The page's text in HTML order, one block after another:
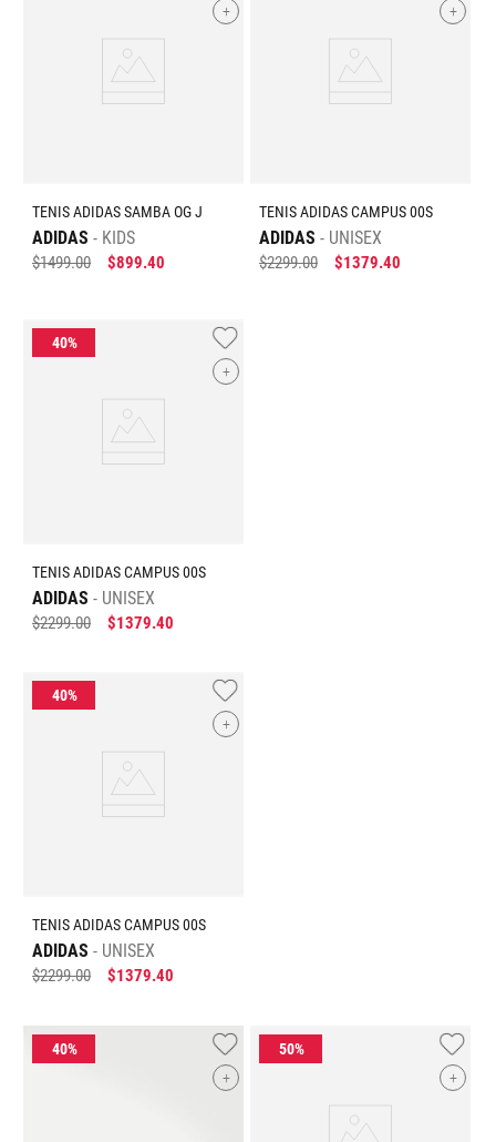
+
TENIS ADIDAS SAMBA OG J
ADIDAS KIDS
$1499.00 $899.40
+
TENIS ADIDAS CAMPUS 00S
ADIDAS UNISEX
$2299.00 $1379.40
+
TENIS ADIDAS CAMPUS 00S
ADIDAS UNISEX
$2299.00 $1379.40
+
TENIS ADIDAS CAMPUS 00S
ADIDAS UNISEX
$2299.00 $1379.40
+ +